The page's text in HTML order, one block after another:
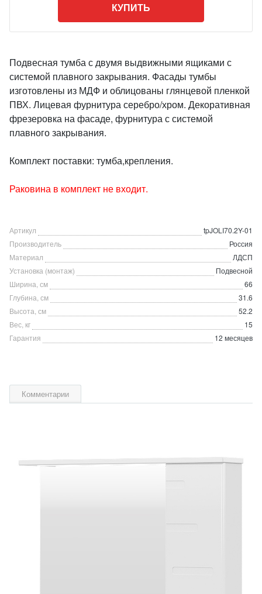
КУПИТЬ
Подвесная тумба с двумя выдвижными ящиками с
системой плавного закрывания. Фасады тумбы
изготовлены из МДФ и облицованы глянцевой пленкой
ПВХ. Лицевая фурнитура серебро/хром. Декоративная
фрезеровка на фасаде, фурнитура с системой
плавного закрывания.
Комплект поставки: тумба,крепления.
Раковина в комплект не входит.
Артикул
tpJOLI70.2Y-01
Производитель
Россия
Материал
ЛДСП
Установка (монтаж)
Подвесной
Ширина, см
66
Глубина, см
31.6
Высота, см
52.2
Вес, кг
15
Гарантия
12 месяцев
Комментарии